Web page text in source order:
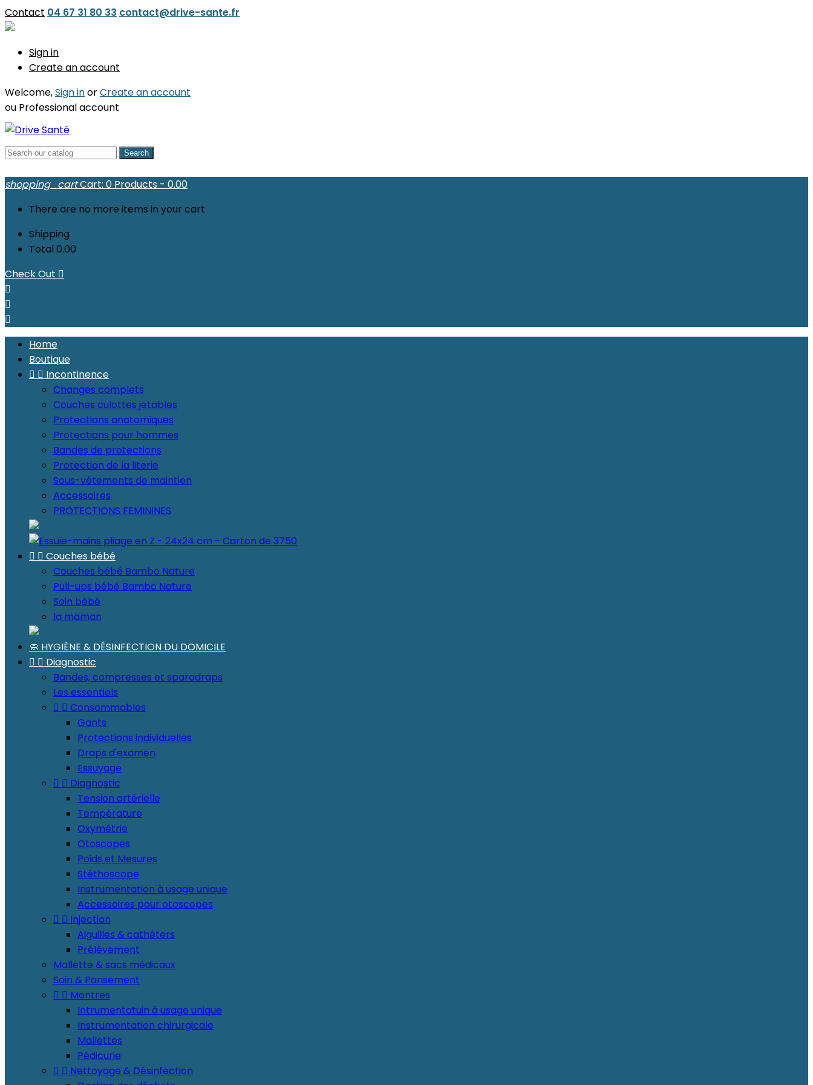
Contact 04 67 31 80 33 contact@drive-sante.fr
Sign in
Create an account
Welcome,Sign inorCreate an account
ou Professional account
Search
shopping_cartCart: 0 Products - 0.00
There are no more items in your cart
Shipping
Total 0.00
Check Out 



Home
Boutique
  Incontinence
Changes complets
Couches culottes jetables
Protections anatomiques
Protections pour hommes
Bandes de protections
Protection de la literie
Sous-vêtements de maintien
Accessoires
PROTECTIONS FEMININES
  Couches bébé
Couches bébé Bambo Nature
Pull-ups bébé Bambo Nature
Soin bébé
la maman
🧼 HYGIÈNE & DÉSINFECTION DU DOMICILE
  Diagnostic
Bandes, compresses et sparadraps
Les essentiels
  Consommables
Gants
Protections individuelles
Draps d'examen
Essuyage
  Diagnostic
Tension artérielle
Température
Oxymétrie
Otoscopes
Poids et Mesures
Stéthoscope
Instrumentation à usage unique
Accessoires pour otoscopes
  Injection
Aiguilles & cathéters
Prélèvement
Mallette & sacs médicaux
Soin & Pansement
  Montres
Intrumentatuin à usage unique
Instrumentation chirurgicale
Mallettes
Pédicurie
  Nettoyage & Désinfection